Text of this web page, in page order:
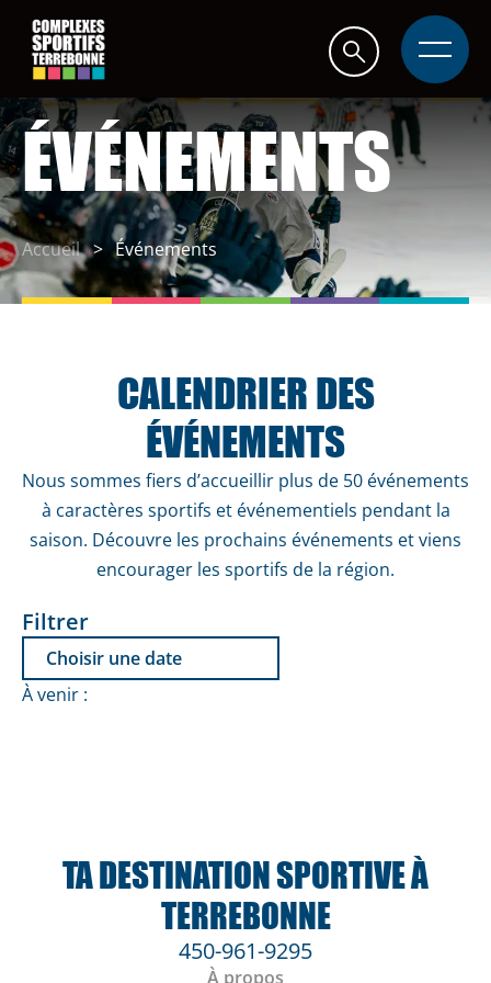
Navigation
rapide
Ouvrir
du
ÉVÉNEMENTS
Accueil Événements
CALENDRIER DES
ÉVÉNEMENTS
Nous sommes fiers d’accueillir plus de 50 événements
à caractères sportifs et événementiels pendant la
saison. Découvre les prochains événements et viens
encourager les sportifs de la région.
Filtrer
À venir :
TA DESTINATION SPORTIVE À
TERREBONNE
450-961-9295
À propos